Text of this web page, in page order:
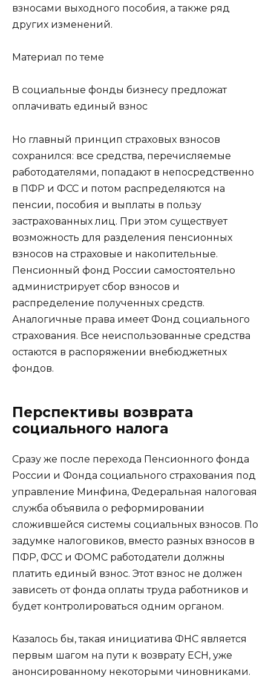
взносами выходного пособия, а также ряд
других изменений.
Материал по теме
В социальные фонды бизнесу предложат
оплачивать единый взнос
Но главный принцип страховых взносов
сохранился: все средства, перечисляемые
работодателями, попадают в непосредственно
в ПФР и ФСС и потом распределяются на
пенсии, пособия и выплаты в пользу
застрахованных лиц. При этом существует
возможность для разделения пенсионных
взносов на страховые и накопительные.
Пенсионный фонд России самостоятельно
администрирует сбор взносов и
распределение полученных средств.
Аналогичные права имеет Фонд социального
страхования. Все неиспользованные средства
остаются в распоряжении внебюджетных
фондов.
Перспективы возврата
социального налога
Сразу же после перехода Пенсионного фонда
России и Фонда социального страхования под
управление Минфина, Федеральная налоговая
служба объявила о реформировании
сложившейся системы социальных взносов. По
задумке налоговиков, вместо разных взносов в
ПФР, ФСС и ФОМС работодатели должны
платить единый взнос. Этот взнос не должен
зависеть от фонда оплаты труда работников и
будет контролироваться одним органом.
Казалось бы, такая инициатива ФНС является
первым шагом на пути к возврату ЕСН, уже
анонсированному некоторыми чиновниками.